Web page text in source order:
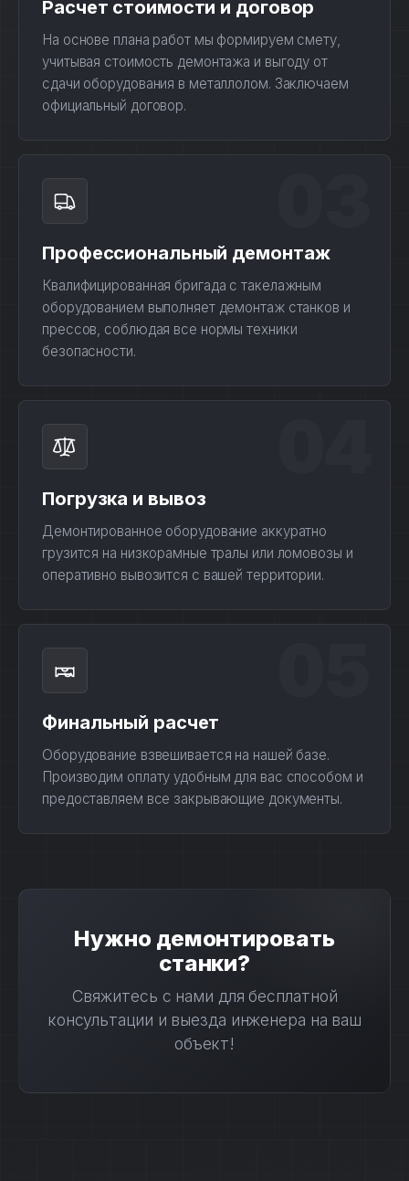
Расчет стоимости и договор
На основе плана работ мы формируем смету,
учитывая стоимость демонтажа и выгоду от
сдачи оборудования в металлолом. Заключаем
официальный договор.
Профессиональный демонтаж
Квалифицированная бригада с такелажным
оборудованием выполняет демонтаж станков и
прессов, соблюдая все нормы техники
безопасности.
Погрузка и вывоз
Демонтированное оборудование аккуратно
грузится на низкорамные тралы или ломовозы и
оперативно вывозится с вашей территории.
Финальный расчет
Оборудование взвешивается на нашей базе.
Производим оплату удобным для вас способом и
предоставляем все закрывающие документы.
Нужно демонтировать
станки?
Свяжитесь с нами для бесплатной
консультации и выезда инженера на ваш
объект!